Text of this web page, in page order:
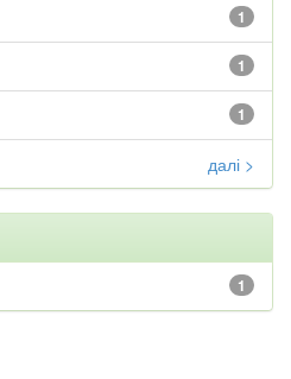
1
1
1
далі >
1